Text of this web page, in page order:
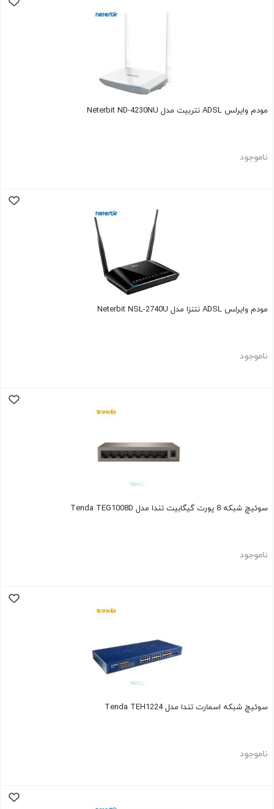
مودم وایرلس ADSL نتربیت مدل Neterbit ND-4230NU
ناموجود
مودم وایرلس ADSL نتنزا مدل Neterbit NSL-2740U
ناموجود
سوئیچ شبکه 8 پورت گیگابیت تندا مدل Tenda TEG1008D
ناموجود
سوئیچ شبکه اسمارت تندا مدل Tenda TEH1224
ناموجود